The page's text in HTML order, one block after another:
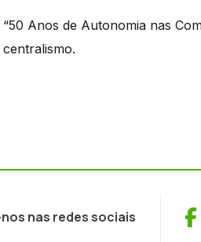
Anos de Autonomia nas
nas redes sociais